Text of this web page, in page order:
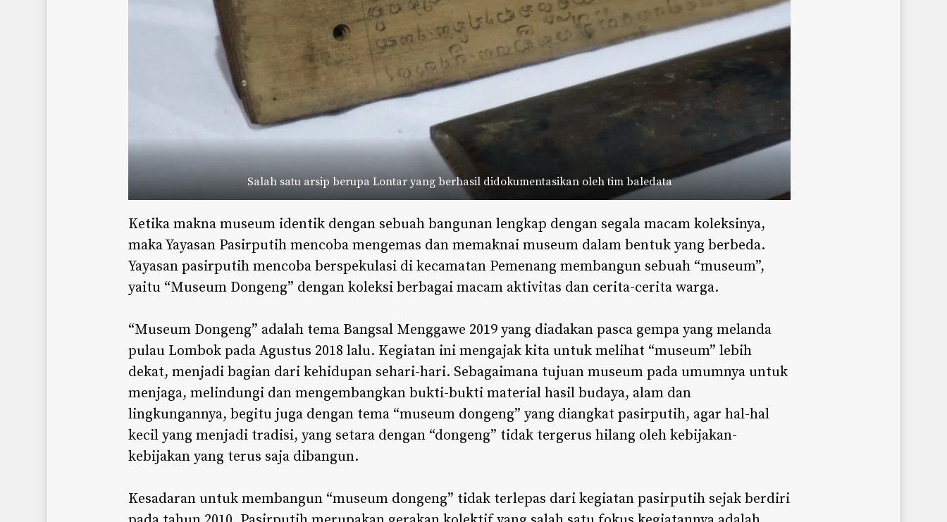
Salah satu arsip berupa Lontar yang berhasil didokumentasikan oleh tim baledata
Ketika makna museum identik dengan sebuah bangunan lengkap dengan segala macam koleksinya,
maka Yayasan Pasirputih mencoba mengemas dan memaknai museum dalam bentuk yang berbeda.
Yayasan pasirputih mencoba berspekulasi di kecamatan Pemenang membangun sebuah “museum”,
yaitu “Museum Dongeng” dengan koleksi berbagai macam aktivitas dan cerita-cerita warga.
“Museum Dongeng” adalah tema Bangsal Menggawe 2019 yang diadakan pasca gempa yang melanda
pulau Lombok pada Agustus 2018 lalu. Kegiatan ini mengajak kita untuk melihat “museum” lebih
dekat, menjadi bagian dari kehidupan sehari-hari. Sebagaimana tujuan museum pada umumnya untuk
menjaga, melindungi dan mengembangkan bukti-bukti material hasil budaya, alam dan
lingkungannya, begitu juga dengan tema “museum dongeng” yang diangkat pasirputih, agar hal-hal
kecil yang menjadi tradisi, yang setara dengan “dongeng” tidak tergerus hilang oleh kebijakan-
kebijakan yang terus saja dibangun.
Kesadaran untuk membangun “museum dongeng” tidak terlepas dari kegiatan pasirputih sejak berdiri